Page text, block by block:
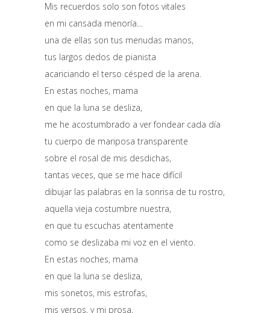
Mis recuerdos solo son fotos vitales
en mi cansada menoría…
una de ellas son tus menudas manos,
tus largos dedos de pianista
acariciando el terso césped de la arena.
En estas noches, mama
en que la luna se desliza,
me he acostumbrado a ver fondear cada día
tu cuerpo de mariposa transparente
sobre el rosal de mis desdichas,
tantas veces, que se me hace difícil
dibujar las palabras en la sonrisa de tu rostro,
aquella vieja costumbre nuestra,
en que tu escuchas atentamente
como se deslizaba mi voz en el viento.
En estas noches, mama
en que la luna se desliza,
mis sonetos, mis estrofas,
mis versos, y mi prosa,